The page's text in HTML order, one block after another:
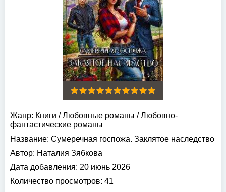
Жанр: Книги /Любовные романы /Любовно-
фантастические романы
Название: Сумеречная госпожа. Заклятое наследство
Автор: Наталия Зябкова
Дата добавления: 20 июнь 2026
Количество просмотров: 41